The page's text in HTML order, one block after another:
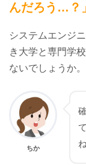
んだろう…？」
システムエンジ
き大学と専門学
ないでしょうか。
ちか